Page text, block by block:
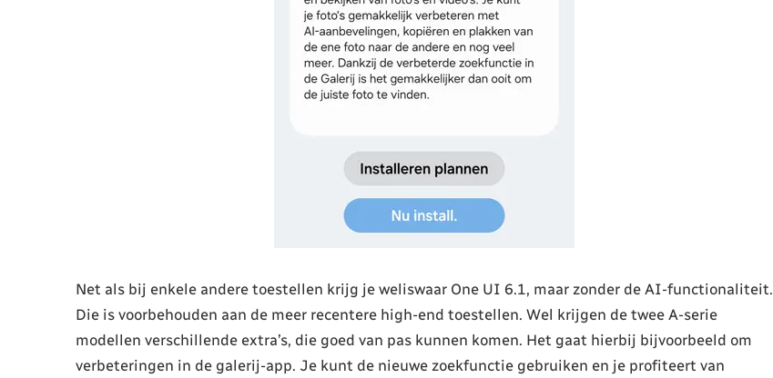
Net als bij enkele andere toestellen krijg je weliswaar One UI 6.1, maar zonder de AI-functionaliteit.
Die is voorbehouden aan de meer recentere high-end toestellen. Wel krijgen de twee A-serie
modellen verschillende extra’s, die goed van pas kunnen komen. Het gaat hierbij bijvoorbeeld om
verbeteringen in de galerij-app. Je kunt de nieuwe zoekfunctie gebruiken en je profiteert van